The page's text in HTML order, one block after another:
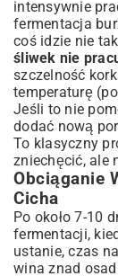
intensywnie
fermentacja
coś idzie nie
śliwek nie
szczelność
temperaturę
Jeśli to nie
dodać nową
To klasyczny
zniechęcić, ale
Obciąganie
Cicha
Po około 7-10
fermentacji,
ustanie, czas
wina znad